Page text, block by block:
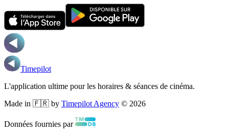
Timepilot
L'application ultime pour les horaires & séances de cinéma.
Made in 🇫🇷 by Timepilot Agency © 2026
Données fournies par